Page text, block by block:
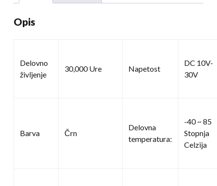
Opis
Delovno
življenje
30,000 Ure Napetost
DC 10V-
30V
Barva Črn
Delovna
temperatura:
-40 ~ 85
Stopnja
Celzija